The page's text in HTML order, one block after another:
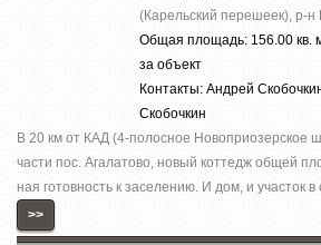
(Карельский перешеек), р-н
Общая площадь: 156.00 кв.
за объект
Контакты: Андрей
Скобочкин
В 20 км от КАД (4-полосное Новоприозерское
части пос. Агалатово, новый коттедж общей
ная готовность к заселению. И дом, и участок в
>>